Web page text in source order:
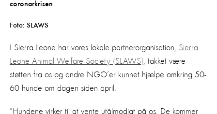
Foto: SLAWS
I Sierra Leone har vores lokale partnerorganisation, Sierra
Leone Animal Welfare Society (SLAWS) , takket være
støtten fra os og andre NGO’er kunnet hjælpe omkring 50-
60 hunde om dagen siden april.
”Hundene virker til at vente utålmodigt på os. De kommer